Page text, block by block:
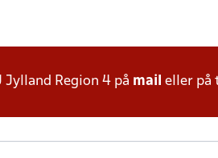
Region 4 på mail eller på